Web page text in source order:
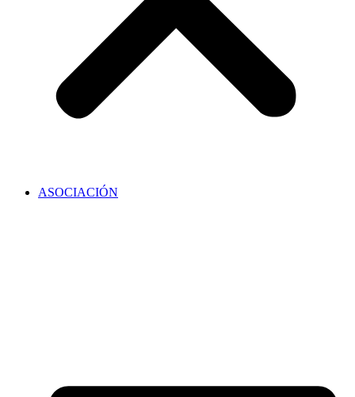
ASOCIACIÓN